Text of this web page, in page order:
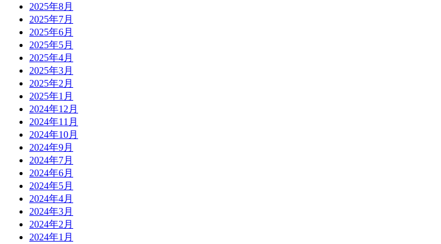
2025年8月
2025年7月
2025年6月
2025年5月
2025年4月
2025年3月
2025年2月
2025年1月
2024年12月
2024年11月
2024年10月
2024年9月
2024年7月
2024年6月
2024年5月
2024年4月
2024年3月
2024年2月
2024年1月